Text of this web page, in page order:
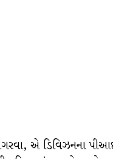
એ ડિવિઝનના